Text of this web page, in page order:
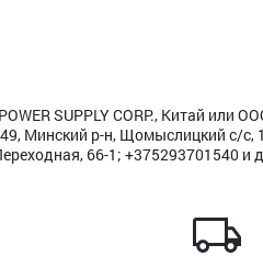
SUPPLY CORP., Китай или
Минский р-н, Щомыслицкий с/с,
66-1; +375293701540 и